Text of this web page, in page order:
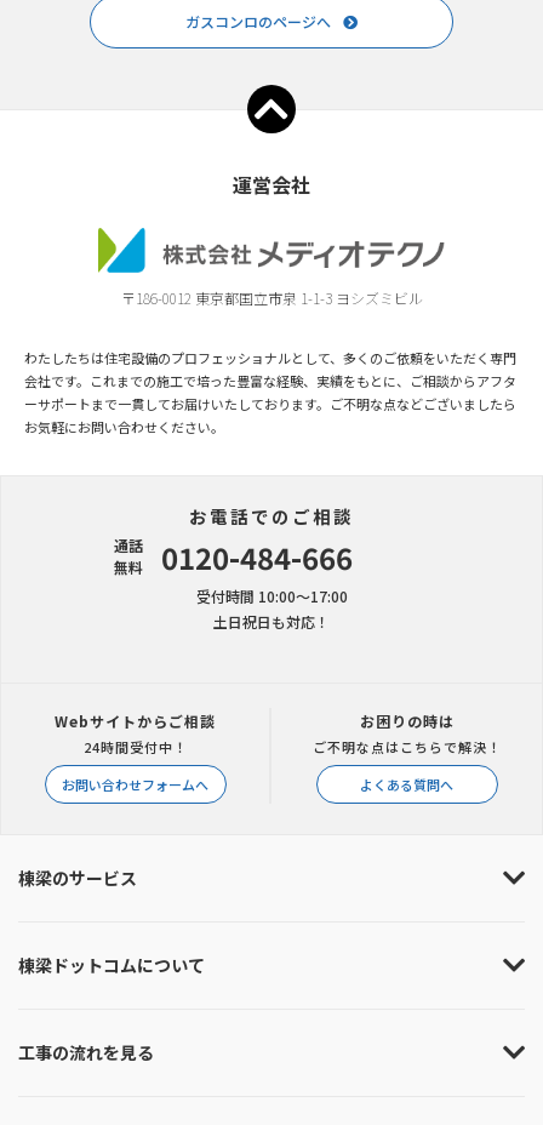
ガスコンロのページへ
運営会社
〒186-0012 東京都国立市泉 1-1-3 ヨシズミビル
わたしたちは住宅設備のプロフェッショナルとして、多くのご依頼をいただく専門
会社です。これまでの施工で培った豊富な経験、実績をもとに、ご相談からアフタ
ーサポートまで一貫してお届けいたしております。ご不明な点などございましたら
お気軽にお問い合わせください。
お電話でのご相談
通話
無料
0120-484-666
受付時間 10:00〜17:00
土日祝日も対応！
Webサイトからご相談
24時間受付中！
お問い合わせフォームへ
お困りの時は
ご不明な点はこちらで解決！
よくある質問へ
棟梁のサービス
棟梁ドットコムについて
工事の流れを見る